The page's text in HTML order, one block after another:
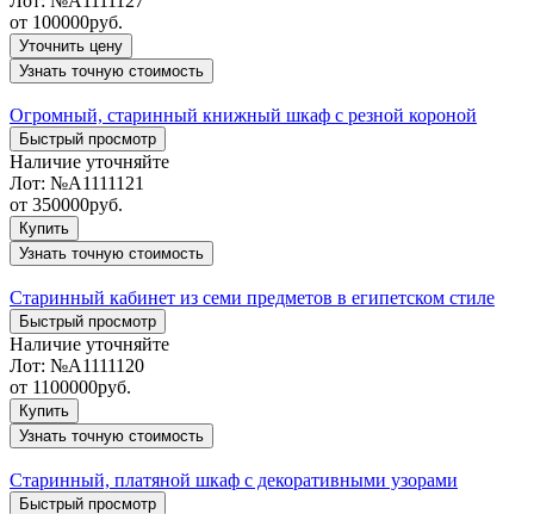
от 100000руб.
Уточнить цену
Узнать точную стоимость
Огромный, старинный книжный шкаф с резной короной
Быстрый просмотр
Наличие уточняйте
Лот: №А1111121
от 350000руб.
Купить
Узнать точную стоимость
Старинный кабинет из семи предметов в египетском стиле
Быстрый просмотр
Наличие уточняйте
Лот: №А1111120
от 1100000руб.
Купить
Узнать точную стоимость
Старинный, платяной шкаф с декоративными узорами
Быстрый просмотр